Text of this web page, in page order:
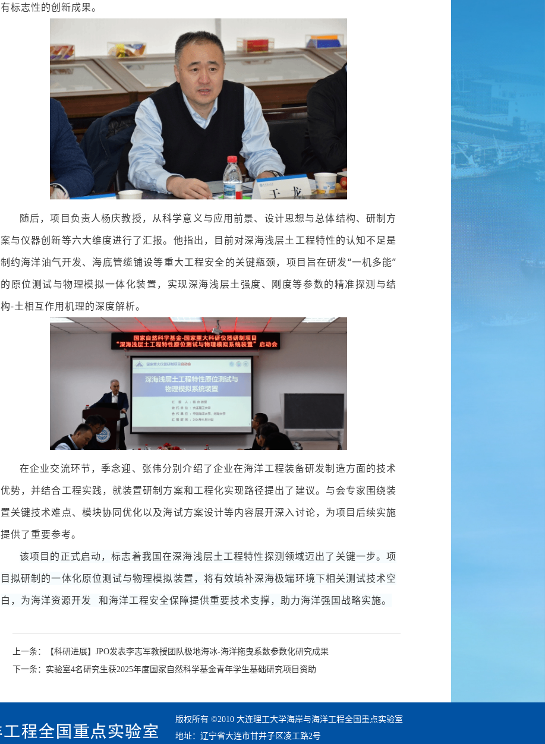
有标志性的创新成果。
随后，项目负责人杨庆教授，从科学意义与应用前景、设计思想与总体结构、研制方
案与仪器创新等六大维度进行了汇报。他指出，目前对深海浅层土工程特性的认知不足是
制约海洋油气开发、海底管缆铺设等重大工程安全的关键瓶颈，项目旨在研发“一机多能”
的原位测试与物理模拟一体化装置，实现深海浅层土强度、刚度等参数的精准探测与结
构-土相互作用机理的深度解析。
在企业交流环节，季念迎、张伟分别介绍了企业在海洋工程装备研发制造方面的技术
优势，并结合工程实践，就装置研制方案和工程化实现路径提出了建议。与会专家围绕装
置关键技术难点、模块协同优化以及海试方案设计等内容展开深入讨论，为项目后续实施
提供了重要参考。
该项目的正式启动，标志着我国在深海浅层土工程特性探测领域迈出了关键一步。项
目拟研制的一体化原位测试与物理模拟装置，将有效填补深海极端环境下相关测试技术空
白，为海洋资源开发 和海洋工程安全保障提供重要技术支撑，助力海洋强国战略实施。
上一条：【科研进展】JPO发表李志军教授团队极地海冰-海洋拖曳系数参数化研究成果
下一条：实验室4名研究生获2025年度国家自然科学基金青年学生基础研究项目资助
版权所有 ©2010 大连理工大学海岸与海洋工程全国重点实验室
地址：辽宁省大连市甘井子区凌工路2号